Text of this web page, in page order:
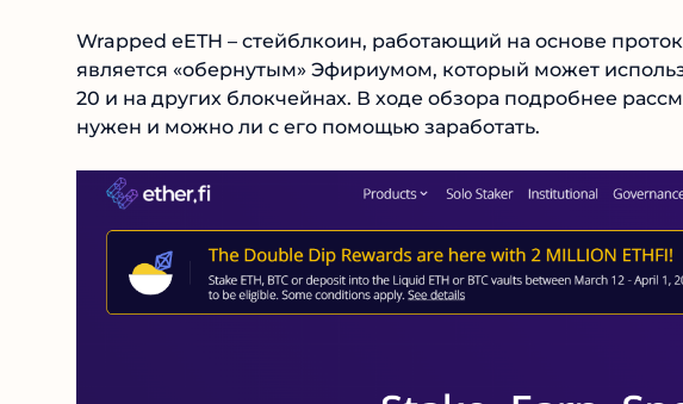
Wrapped eETH – стейблкоин, работающий на основе
является «обернутым» Эфириумом, который может
20 и на других блокчейнах. В ходе обзора подробнее
нужен и можно ли с его помощью заработать.